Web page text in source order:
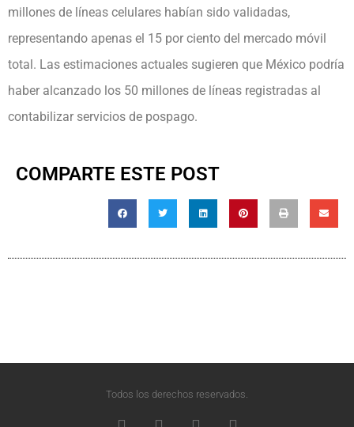
millones de líneas celulares habían sido validadas,
representando apenas el 15 por ciento del mercado móvil
total. Las estimaciones actuales sugieren que México podría
haber alcanzado los 50 millones de líneas registradas al
contabilizar servicios de pospago.
COMPARTE ESTE POST
Todos los derechos reservados.